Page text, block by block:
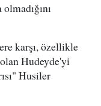
karşı, özellikle
Hudeyde'yi
Husiler